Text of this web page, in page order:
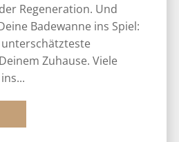
Regeneration. Und
Badewanne ins Spiel:
unterschätzteste
Zuhause. Viele